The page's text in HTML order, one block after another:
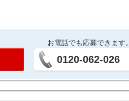
お電話でも応募できます
0120-062-026